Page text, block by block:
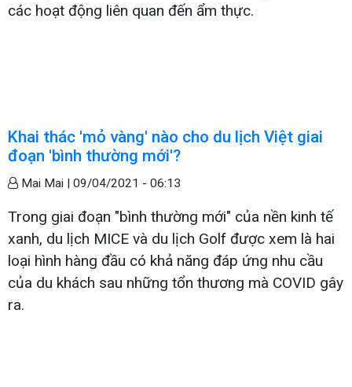
các hoạt động liên quan đến ẩm thực.
Khai thác 'mỏ vàng' nào cho du lịch Việt giai
đoạn 'bình thường mới'?
Mai Mai | 09/04/2021 - 06:13
Trong giai đoạn "bình thường mới" của nền kinh tế
xanh, du lịch MICE và du lịch Golf được xem là hai
loại hình hàng đầu có khả năng đáp ứng nhu cầu
của du khách sau những tổn thương mà COVID gây
ra.